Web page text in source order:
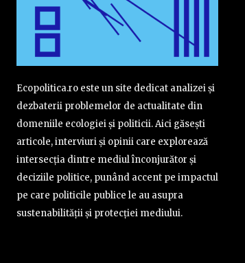
Ecopolitica.ro este un site dedicat analizei și
dezbaterii problemelor de actualitate din
domeniile ecologiei și politicii. Aici găsești
articole, interviuri și opinii care explorează
intersecția dintre mediul înconjurător și
deciziile politice, punând accent pe impactul
pe care politicile publice le au asupra
sustenabilității și protecției mediului.